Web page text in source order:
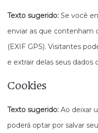
Texto sugerido: Se você
enviar as que contenham
(EXIF GPS). Visitantes
e extrair delas seus dados
Cookies
Texto sugerido: Ao deixar
poderá optar por salvar